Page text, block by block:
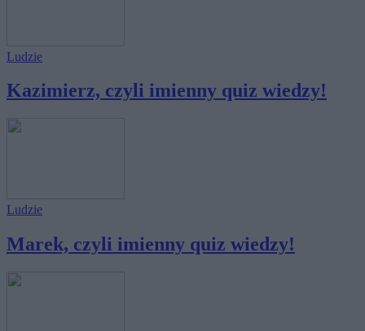
Ludzie
Kazimierz, czyli imienny quiz wiedzy!
Ludzie
Marek, czyli imienny quiz wiedzy!